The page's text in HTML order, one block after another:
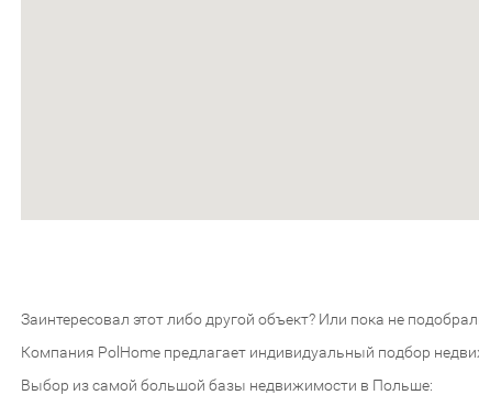
Заинтересовал этот либо другой объект? Или пока не
Компания PolHome предлагает индивидуальный подбор
Выбор из самой большой базы недвижимости в Польше: